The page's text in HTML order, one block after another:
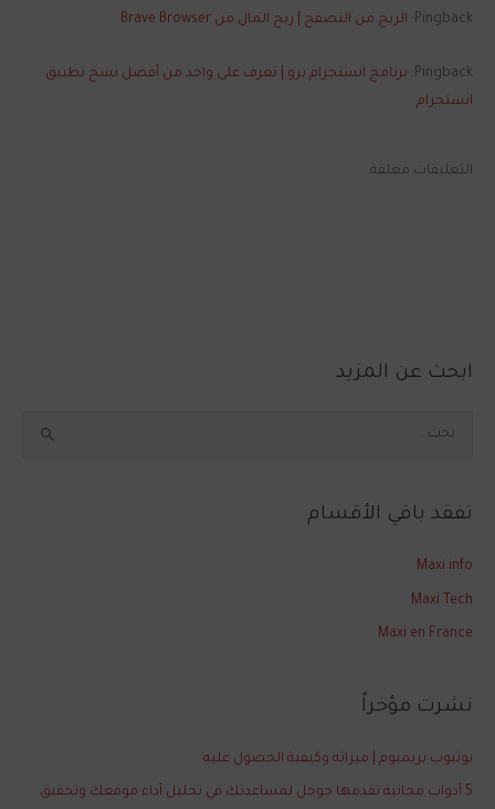
Pingback: الربح من التصفح | ربح المال من Brave Browser
Pingback: برنامج انستجرام برو | تعرف على واحد من أفضل نسخ تطبيق
انستجرام
التعليقات مغلقة.
ابحث عن المزيد
ث
ع
تفقد باقي الأقسام
Maxi info
Maxi Tech
Maxi en France
نشرت مؤخراً
يوتيوب بريميوم | ميزاته وكيفية الحصول عليه
5 أدوات مجانية تقدمها جوجل لمساعدتك في تحليل أداء موقعك وتحقيق